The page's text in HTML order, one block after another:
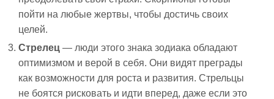
пойти на любые жертвы, чтобы достичь своих
целей.
Стрелец — люди этого знака зодиака обладают
оптимизмом и верой в себя. Они видят преграды
как возможности для роста и развития. Стрельцы
не боятся рисковать и идти вперед, даже если это